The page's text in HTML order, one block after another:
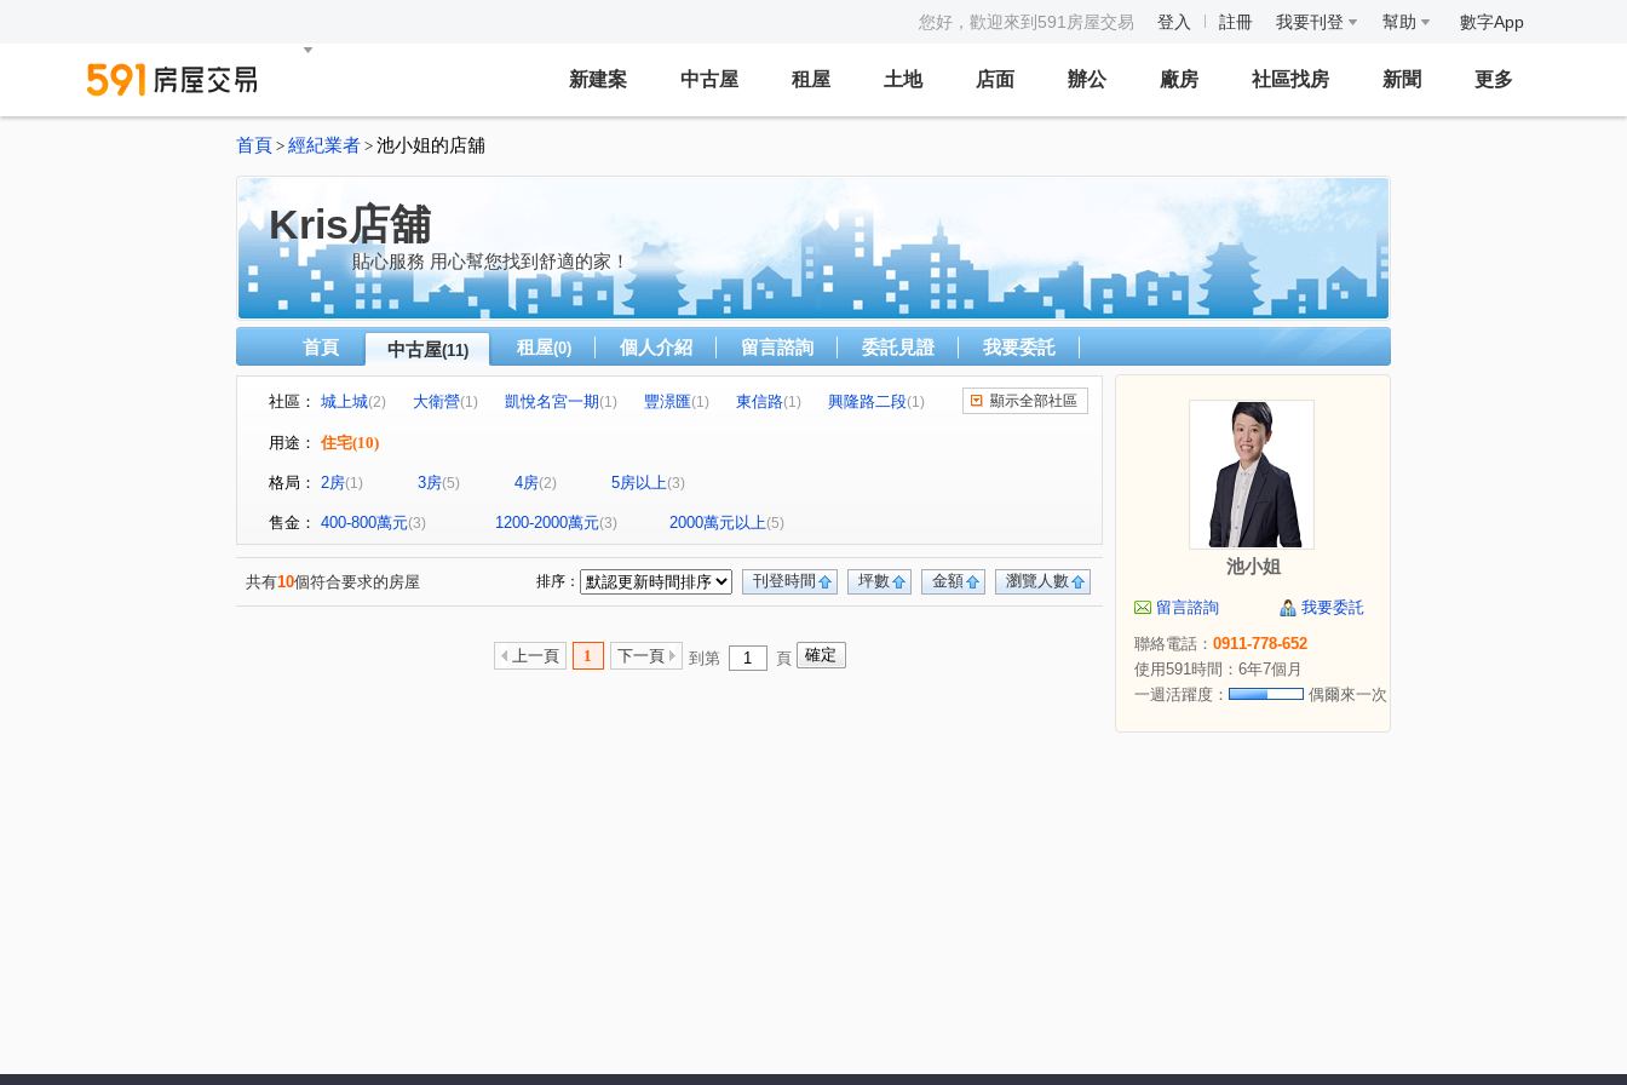
您好，歡迎來到591房屋交易 登入 註冊 我要刊登 幫助 數字App
新建案 中古屋 租屋 土地 店面 辦公 廠房 社區找房 新聞 更多
首頁 > 經紀業者 > 池小姐的店舖
Kris店舖
貼心服務 用心幫您找到舒適的家！
首頁 中古屋(11) 租屋(0) 個人介紹 留言諮詢 委託見證 我要委託
社區： 城上城(2) 大衛營(1) 凱悅名宮一期(1) 豐澋匯(1) 東信路(1) 興隆路二段(1)
復興路
顯示全部社區
用途： 住宅(10)
格局： 2房(1) 3房(5) 4房(2) 5房以上(3)
售金： 400-800萬元(3) 1200-2000萬元(3) 2000萬元以上(5)
共有10個符合要求的房屋 瀏覽人數
金額
坪數
刊登時間
排序：
上一頁 1 下一頁 到第 頁
池小姐
留言諮詢
我要委託
聯絡電話： 0911-778-652
使用591時間：6年7個月
一週活躍度：
偶爾來一次